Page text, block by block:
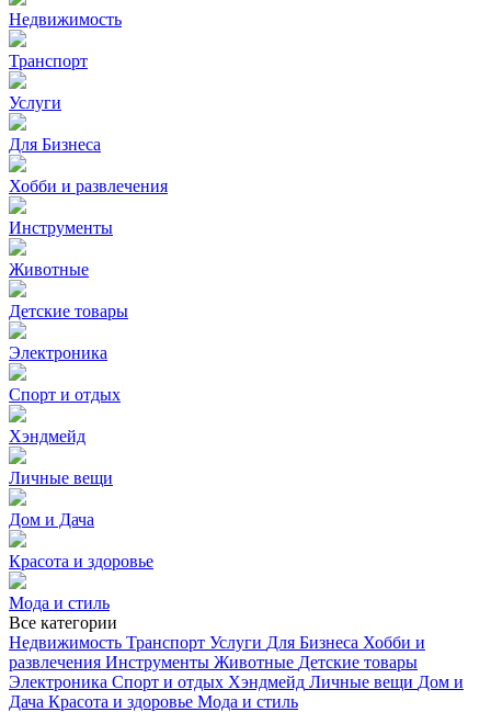
Недвижимость
Транспорт
Услуги
Для Бизнеса
Хобби и развлечения
Инструменты
Животные
Детские товары
Электроника
Спорт и отдых
Хэндмейд
Личные вещи
Дом и Дача
Красота и здоровье
Мода и стиль
Все категории
Недвижимость Транспорт Услуги Для Бизнеса Хобби и
развлечения Инструменты Животные Детские товары
Электроника Спорт и отдых Хэндмейд Личные вещи Дом и
Дача Красота и здоровье Мода и стиль